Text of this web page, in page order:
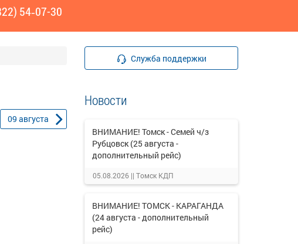
54‑07-30
09 августа
Служба поддержки
Новости
ВНИМАНИЕ! Томск - Семей ч/з
Рубцовск (25 августа -
дополнительный рейс)
05.08.2026 || Томск КДП
ВНИМАНИЕ! ТОМСК - КАРАГАНДА
(24 августа - дополнительный
рейс)